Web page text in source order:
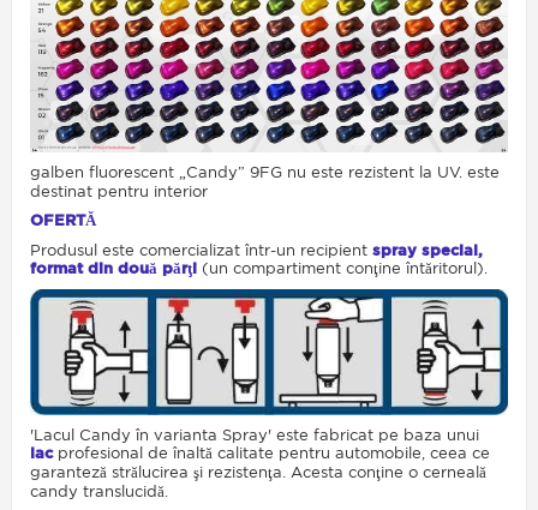
galben fluorescent „Candy” 9FG nu este rezistent la UV. este
destinat pentru interior
OFERTĂ
Produsul este comercializat într-un recipient spray special,
format din două părţi (un compartiment conţine întăritorul).
'Lacul Candy în varianta Spray' este fabricat pe baza unui
lac profesional de înaltă calitate pentru automobile, ceea ce
garanteză strălucirea şi rezistenţa . Acesta conţine o cerneală
candy translucidă.